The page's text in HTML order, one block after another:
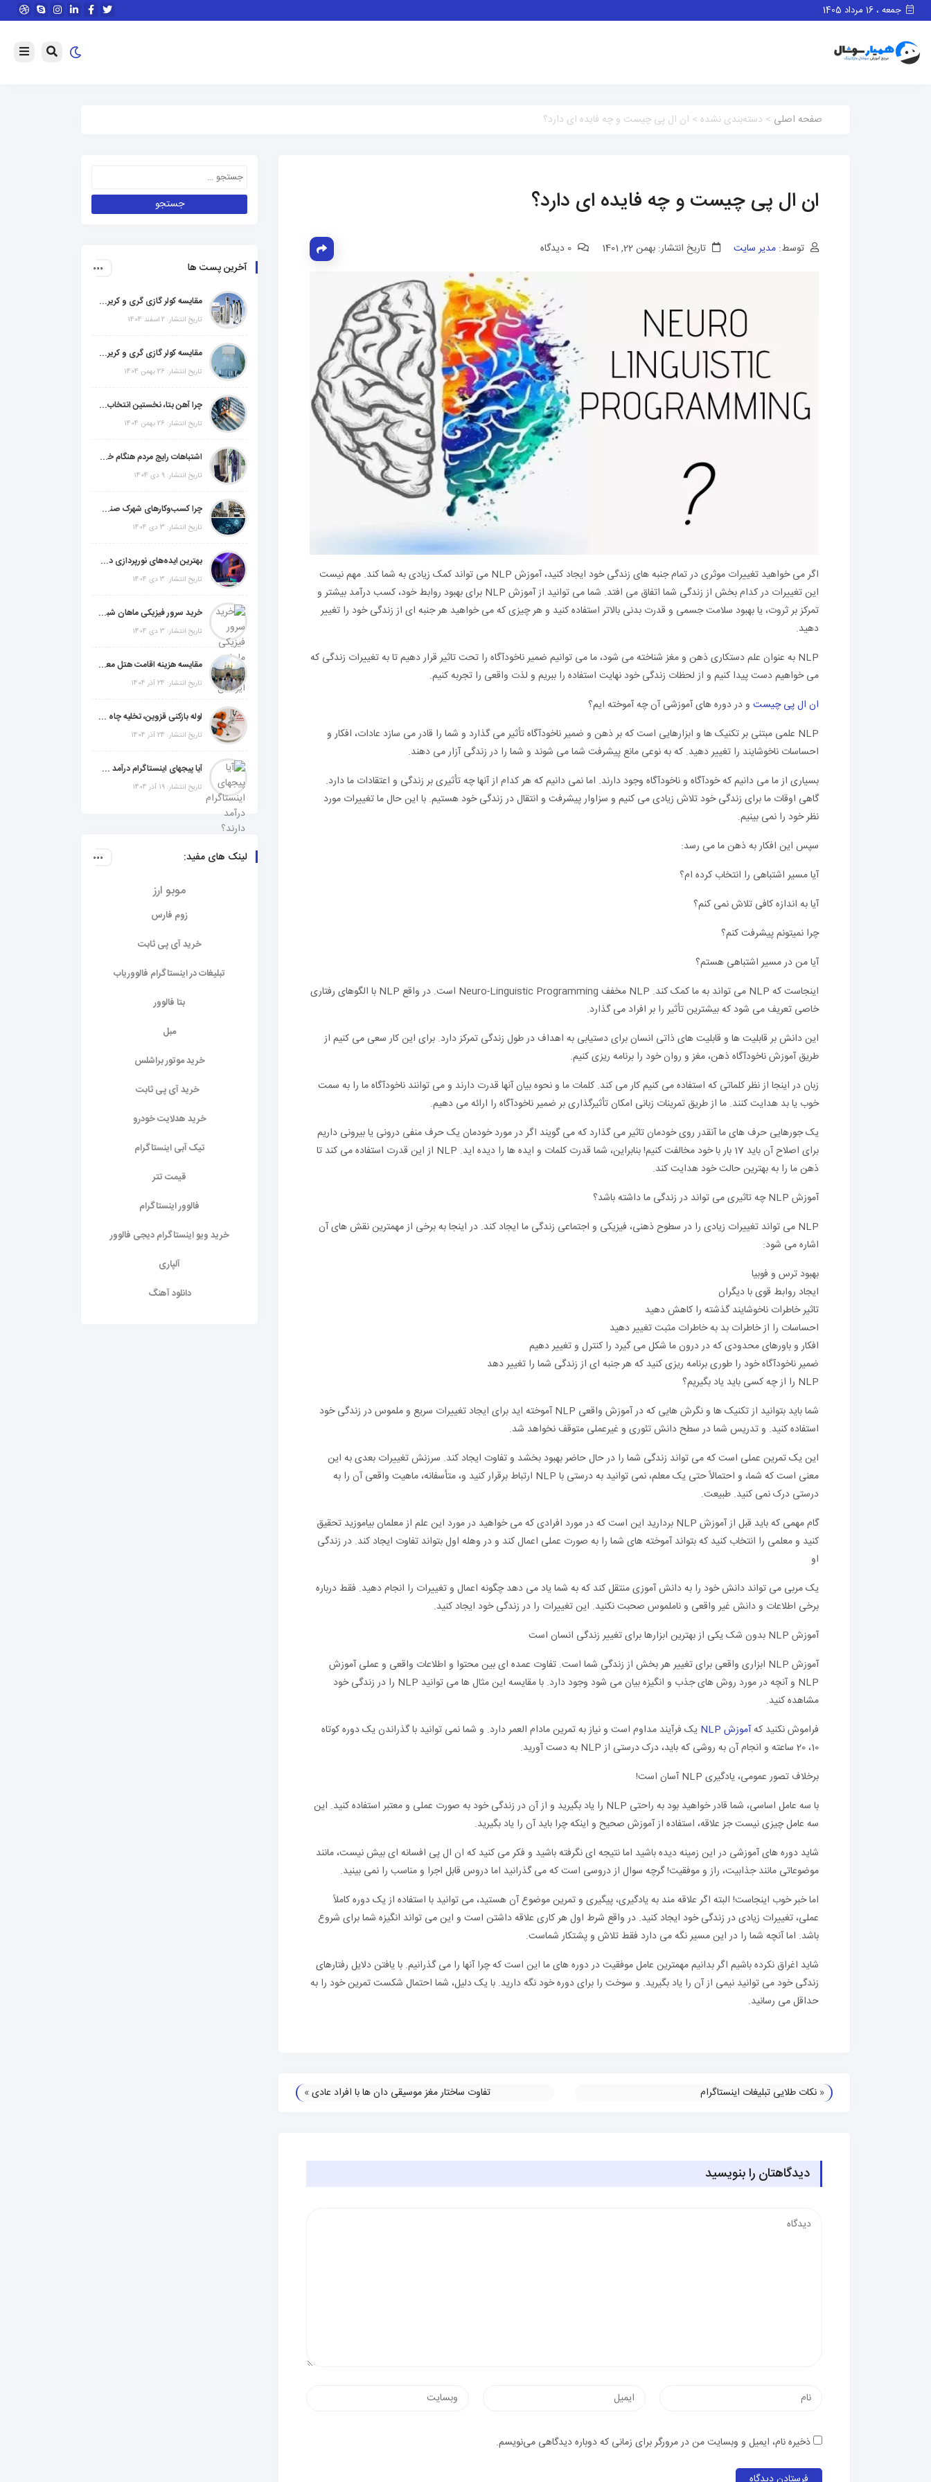
جمعه ، 16 مرداد 1405
صفحه اصلی > دسته‌بندی نشده > ان ال پی چیست و چه فایده ای دارد؟
ان ال پی چیست و چه فایده ای دارد؟
توسط: مدیر سایت تاریخ انتشار: بهمن 22, 1401
اگر می خواهید تغییرات موثری در تمام جنبه های زندگی خود ایجاد کنید، آموزش NLP می تواند کمک زیادی به شما کند. مهم نیست
این تغییرات در کدام بخش از زندگی شما اتفاق می افتد. شما می توانید از آموزش NLP برای بهبود روابط خود، کسب درآمد بیشتر و
تمرکز بر ثروت، یا بهبود سلامت جسمی و قدرت بدنی بالاتر استفاده کنید و هر چیزی که می خواهید هر جنبه ای از زندگی خود را تغییر
دهید.
NLP به عنوان علم دستکاری ذهن و مغز شناخته می شود، ما می توانیم ضمیر ناخودآگاه را تحت تاثیر قرار دهیم تا به تغییرات زندگی که
می خواهیم دست پیدا کنیم و از لحظات زندگی خود نهایت استفاده را ببریم و لذت واقعی را تجربه کنیم.
ان ال پی چیست و در دوره های آموزشی آن چه آموخته ایم؟
NLP علمی مبتنی بر تکنیک ها و ابزارهایی است که بر ذهن و ضمیر ناخودآگاه تأثیر می گذارد و شما را قادر می سازد عادات، افکار و
احساسات ناخوشایند را تغییر دهید. که به نوعی مانع پیشرفت شما می شوند و شما را در زندگی آزار می دهند.
بسیاری از ما می دانیم که خودآگاه و ناخودآگاه وجود دارند. اما نمی دانیم که هر کدام از آنها چه تأثیری بر زندگی و اعتقادات ما دارد.
گاهی اوقات ما برای زندگی خود تلاش زیادی می کنیم و سزاوار پیشرفت و انتقال در زندگی خود هستیم. با این حال ما تغییرات مورد
نظر خود را نمی بینیم.
سپس این افکار به ذهن ما می رسد:
آیا مسیر اشتباهی را انتخاب کرده ام؟
آیا به اندازه کافی تلاش نمی کنم؟
چرا نمیتونم پیشرفت کنم؟
آیا من در مسیر اشتباهی هستم؟
اینجاست که NLP می تواند به ما کمک کند. NLP مخفف Neuro-Linguistic Programming است. در واقع NLP با الگوهای رفتاری
خاصی تعریف می شود که بیشترین تأثیر را بر افراد می گذارد.
این دانش بر قابلیت ها و قابلیت های ذاتی انسان برای دستیابی به اهداف در طول زندگی تمرکز دارد. برای این کار سعی می کنیم از
طریق آموزش ناخودآگاه ذهن، مغز و روان خود را برنامه ریزی کنیم.
زبان در اینجا از نظر کلماتی که استفاده می کنیم کار می کند. کلمات ما و نحوه بیان آنها قدرت دارند و می توانند ناخودآگاه ما را به سمت
خوب یا بد هدایت کنند. ما از طریق تمرینات زبانی امکان تأثیرگذاری بر ضمیر ناخودآگاه را ارائه می دهیم.
یک جورهایی حرف های ما آنقدر روی خودمان تاثیر می گذارد که می گویند اگر در مورد خودمان یک حرف منفی درونی یا بیرونی داریم
برای اصلاح آن باید 17 بار با خود مخالفت کنیم! بنابراین، شما قدرت کلمات و ایده ها را دیده اید. NLP از این قدرت استفاده می کند تا
ذهن ما را به بهترین حالت خود هدایت کند.
آموزش NLP چه تاثیری می تواند در زندگی ما داشته باشد؟
NLP می تواند تغییرات زیادی را در سطوح ذهنی، فیزیکی و اجتماعی زندگی ما ایجاد کند. در اینجا به برخی از مهمترین نقش های آن
اشاره می شود:
بهبود ترس و فوبیا
ایجاد روابط قوی با دیگران
تاثیر خاطرات ناخوشایند گذشته را کاهش دهید
احساسات را از خاطرات بد به خاطرات مثبت تغییر دهید
افکار و باورهای محدودی که در درون ما شکل می گیرد را کنترل و تغییر دهیم
ضمیر ناخودآگاه خود را طوری برنامه ریزی کنید که هر جنبه ای از زندگی شما را تغییر دهد
NLP را از چه کسی باید یاد بگیریم؟
شما باید بتوانید از تکنیک ها و نگرش هایی که در آموزش واقعی NLP آموخته اید برای ایجاد تغییرات سریع و ملموس در زندگی خود
استفاده کنید. و تدریس شما در سطح دانش تئوری و غیرعملی متوقف نخواهد شد.
این یک تمرین عملی است که می تواند زندگی شما را در حال حاضر بهبود بخشد و تفاوت ایجاد کند. سرزنش تغییرات بعدی به این
معنی است که شما، و احتمالاً حتی یک معلم، نمی توانید به درستی با NLP ارتباط برقرار کنید و، متأسفانه، ماهیت واقعی آن را به
درستی درک نمی کنید. طبیعت.
گام مهمی که باید قبل از آموزش NLP بردارید این است که در مورد افرادی که می خواهید در مورد این علم از معلمان بیاموزید تحقیق
کنید و معلمی را انتخاب کنید که بتواند آموخته های شما را به صورت عملی اعمال کند و در وهله اول بتواند تفاوت ایجاد کند. در زندگی
او
یک مربی می تواند دانش خود را به دانش آموزی منتقل کند که به شما یاد می دهد چگونه اعمال و تغییرات را انجام دهید. فقط درباره
برخی اطلاعات و دانش غیر واقعی و ناملموس صحبت نکنید. این تغییرات را در زندگی خود ایجاد کنید.
آموزش NLP بدون شک یکی از بهترین ابزارها برای تغییر زندگی انسان است
آموزش NLP ابزاری واقعی برای تغییر هر بخش از زندگی شما است. تفاوت عمده ای بین محتوا و اطلاعات واقعی و عملی آموزش
NLP و آنچه در مورد روش های جذب و انگیزه بیان می شود وجود دارد. با مقایسه این مثال ها می توانید NLP را در زندگی خود
مشاهده کنید.
فراموش نکنید کهآموزش NLP
یک فرآیند مداوم است و نیاز به تمرین مادام العمر دارد. و شما نمی توانید با گذراندن یک دوره کوتاه
10، 20 ساعته و انجام آن به روشی که باید، درک درستی از NLP به دست آورید.
برخلاف تصور عمومی، یادگیری NLP آسان است!
با سه عامل اساسی، شما قادر خواهید بود به راحتی NLP را یاد بگیرید و از آن در زندگی خود به صورت عملی و معتبر استفاده کنید. این
سه عامل چیزی نیست جز علاقه، استفاده از آموزش صحیح و اینکه چرا باید آن را یاد بگیرید.
شاید دوره های آموزشی در این زمینه دیده باشید اما نتیجه ای نگرفته باشید و فکر می کنید که ان ال پی افسانه ای بیش نیست، مانند
موضوعاتی مانند جذابیت، راز و موفقیت! گرچه سوال از دروسی است که می گذرانید اما دروس قابل اجرا و مناسب را نمی بینید.
اما خبر خوب اینجاست! البته اگر علاقه مند به یادگیری، پیگیری و تمرین موضوع آن هستید، می توانید با استفاده از یک دوره کاملاً
عملی، تغییرات زیادی در زندگی خود ایجاد کنید. در واقع شرط اول هر کاری علاقه داشتن است و این می تواند انگیزه شما برای شروع
باشد. اما آنچه شما را در این مسیر نگه می دارد فقط تلاش و پشتکار شماست.
شاید اغراق نکرده باشیم اگر بدانیم مهمترین عامل موفقیت در دوره های ما این است که چرا آنها را می گذرانیم. با یافتن دلایل رفتارهای
زندگی خود می توانید نیمی از آن را یاد بگیرید. و سوخت را برای دوره خود نگه دارید. با یک دلیل، شما احتمال شکست تمرین خود را به
حداقل می رسانید.
« نکات طلایی تبلیغات اینستاگرام تفاوت ساختار مغز موسیقی دان ها با افراد عادی»
دیدگاهتان را بنویسید
ذخیره نام، ایمیل و وبسایت من در مرورگر برای زمانی که دوباره دیدگاهی می‌نویسم.
آخرین پست ها
مقایسه کولر گازی گری و کریر و ال جی و جنرال گلد و هایسنس و مدیا و اجنرال
تاریخ انتشار: 2 اسفند 1404
مقایسه کولر گازی گری و کریر و ال جی و جنرال گلد و جنرال شکار و سامسونگ و یونیوا
تاریخ انتشار: 26 بهمن 1404
چرا آهن بتا، نخستین انتخاب برای گل میخ عرشه فولادی در ایران است؟
تاریخ انتشار: 26 بهمن 1404
اشتباهات رایج مردم هنگام خرید دزدگیر منزل
تاریخ انتشار: 9 دی 1404
چرا کسب‌وکارهای شهرک صنعتی چهاردانگه فوراً به طراحی سایت نیاز دارند؟
تاریخ انتشار: 3 دی 1404
بهترین ایده‌های نورپردازی دکوراتیو با ال ای دی برای منزل، فروشگاه و دفتر کار
تاریخ انتشار: 3 دی 1404
خرید سرور فیزیکی ماهان شبکه ایرانیان
تاریخ انتشار: 3 دی 1404
مقایسه هزینه اقامت هتل معمولی، میان‌رده یا 5 ستاره در سفر زیارتی عراق
تاریخ انتشار: 24 آذر 1404
لوله بازکنی قزوین، تخلیه چاه و خدمات تخصصی لوله‌کشی و تشخیص ترکیدگی
تاریخ انتشار: 24 آذر 1404
آیا پیجهای اینستاگرام درآمد دارند؟ راز موفقیت با استراتژی هوشمندانه
تاریخ انتشار: 19 آذر 1404
لینک های مفید:
موبو ارز
زوم فارس
خرید آی پی ثابت
تبلیغات در اینستاگرام فالووریاب
بتا فالوور
مبل
خرید موتور براشلس
خرید آی پی ثابت
خرید هدلایت خودرو
تیک آبی اینستاگرام
قیمت تتر
فالوور اینستاگرام
خرید ویو اینستاگرام دیجی فالوور
آلپاری
دانلود آهنگ